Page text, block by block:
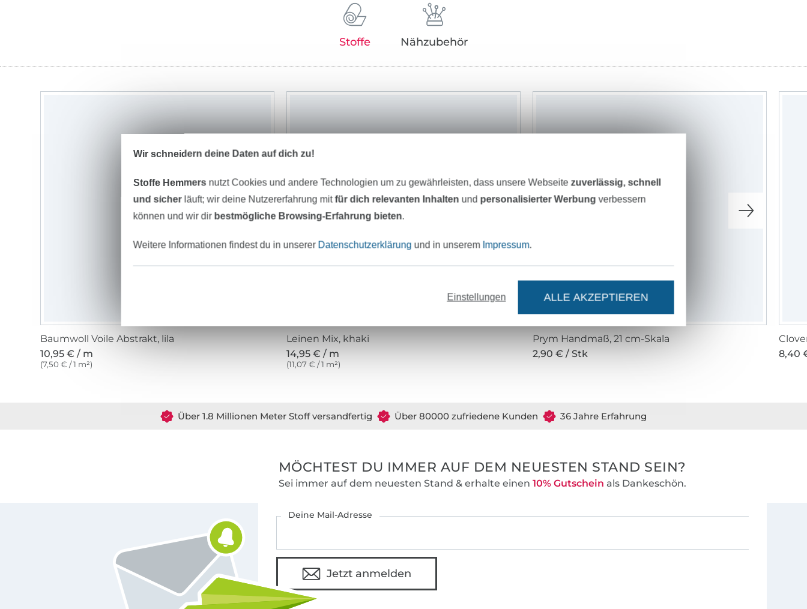
Stoffe Nähzubehör
Baumwoll Voile Abstrakt, lila
10,95 € / m
(7,50 € / 1 m²)
Leinen Mix, khaki
14,95 € / m
(11,07 € / 1 m²)
Prym Handmaß, 21 cm-Skala
2,90 € / Stk
8,40
Über 1.8 Millionen Meter Stoff versandfertig Über 80000 zufriedene Kunden 36 Jahre Erfahrung
MÖCHTEST DU IMMER AUF DEM NEUESTEN STAND SEIN?
Sei immer auf dem neuesten Stand & erhalte einen 10% Gutschein als Dankeschön.
Deine Mail-Adresse
Jetzt anmelden
Wir schneidern deine Daten auf dich zu!
Stoffe Hemmers nutzt Cookies und andere Technologien um zu gewährleisten, dass unsere Webseitezuverlässig, schnell
und sicherläuft; wir deine Nutzererfahrung mitfür dich relevanten Inhalten und personalisierter Werbung verbessern
können und wir dir bestmögliche Browsing-Erfahrung bieten.
Weitere Informationen findest du in unserer Datenschutzerklärung und in unserem Impressum.
Einstellungen ALLE AKZEPTIEREN